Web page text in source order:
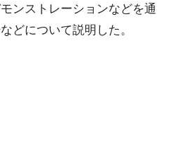
ンストレーションなどを通
どについて説明した。